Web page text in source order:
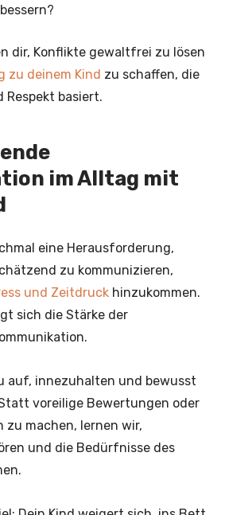
dir, Konflikte gewaltfrei zu lösen
zu deinem Kind zu schaffen, die
Respekt basiert.
im Alltag mit
eine Herausforderung,
zu kommunizieren,
und Zeitdruck hinzukommen.
sich die Stärke der
auf, innezuhalten und bewusst
voreilige Bewertungen oder
machen, lernen wir,
und die Bedürfnisse des